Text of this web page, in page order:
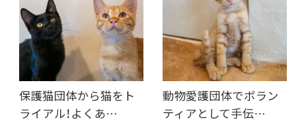
保護猫団体から猫をト
ライアル！よくあ…
動物愛護団体でボラン
ティアとして手伝…